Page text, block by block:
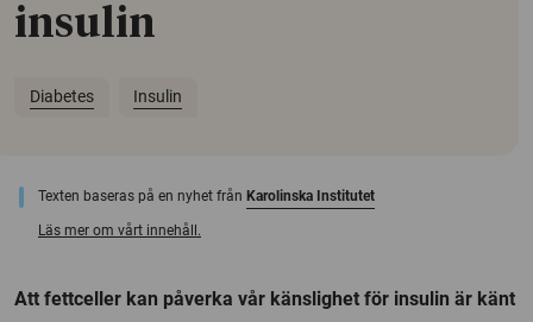
insulin
Diabetes Insulin
Texten baseras på en nyhet från Karolinska Institutet
Läs mer om vårt innehåll.
Att fettceller kan påverka vår känslighet för insulin är känt